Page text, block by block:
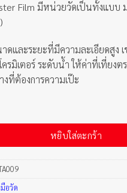
Film มีหน่วยวัดเป็นทั้งแบบ
ดและระยะที่มีความละเอียดสูง
ครมิเตอร์ ระดับน้ำ ให้ค่าที่เที่ยง
ที่ต้องการความเป๊ะ
หยิบใส่ตะกร้า
มือวัด